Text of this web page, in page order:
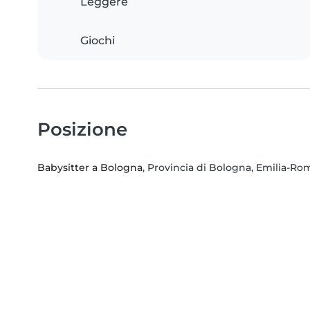
Giochi
Posizione
Babysitter a Bologna, Provincia di Bologna, Emilia-